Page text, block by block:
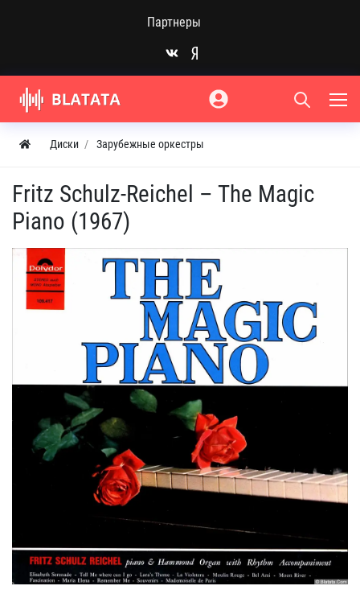
Партнеры
Диски Зарубежные оркестры
Fritz Schulz-Reichel – The Magic
Piano (1967)